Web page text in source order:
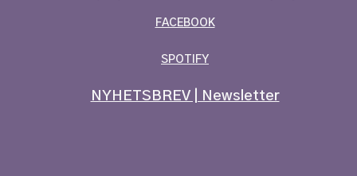
FACEBOOK
SPOTIFY
NYHETSBREV | Newsletter